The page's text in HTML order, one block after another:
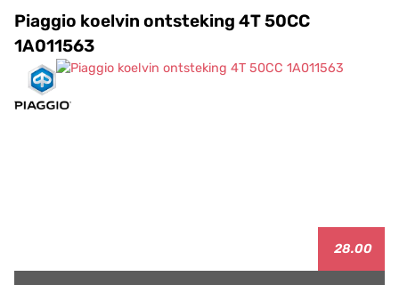
Piaggio koelvin ontsteking 4T 50CC
1A011563
28.00